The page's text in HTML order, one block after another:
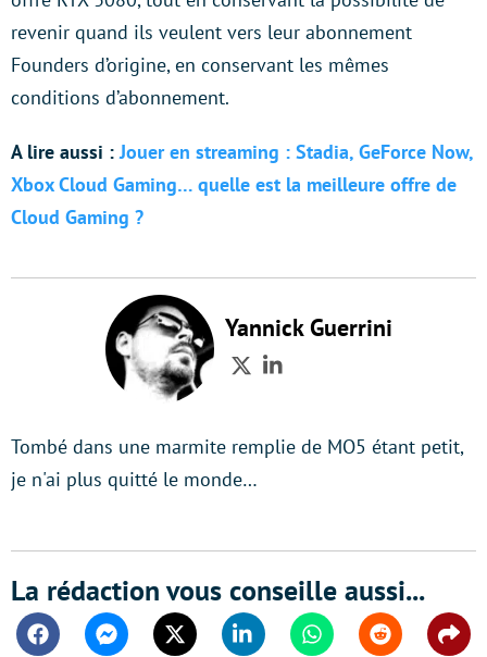
revenir quand ils veulent vers leur abonnement
Founders d’origine, en conservant les mêmes
conditions d’abonnement.
A lire aussi :Jouer en streaming : Stadia, GeForce Now,
Xbox Cloud Gaming… quelle est la meilleure offre de
Cloud Gaming ?
Yannick Guerrini
TwitterLinkedIn
Tombé dans une marmite remplie de MO5 étant petit,
je n'ai plus quitté le monde…
La rédaction vous conseille aussi...
FacebookMessengerTwitter Linkedin WhatsappReddit